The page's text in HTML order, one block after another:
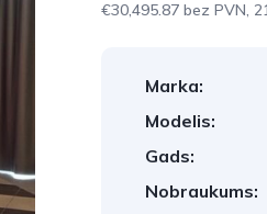
€30,495.87 bez PVN,
Marka:
Modelis:
Gads:
Nobraukums: